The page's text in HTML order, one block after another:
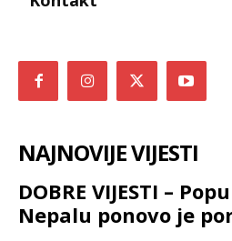
NAJNOVIJE VIJESTI
DOBRE VIJESTI –
Nepalu ponovo je